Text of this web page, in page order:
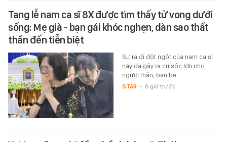
Tang lễ nam ca sĩ 8X được tìm thấy tử vong dưới
sống: Mẹ già - bạn gái khóc nghẹn, dàn sao thất
thần đến tiễn biệt
Sự ra đi đột ngột của nam ca sĩ
này đã gây ra cú sốc lớn cho
người thân, bạn bè.
STAR - 6 giờ trước